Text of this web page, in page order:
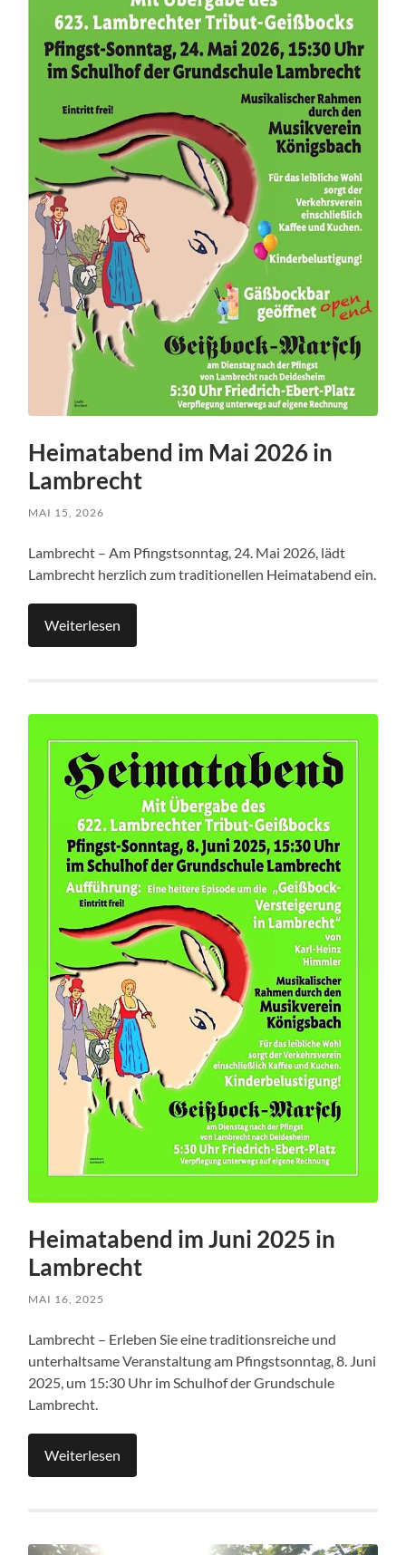
Heimatabend im Mai 2026 in
Lambrecht
MAI 15, 2026
Lambrecht – Am Pfingstsonntag, 24. Mai 2026, lädt
Lambrecht herzlich zum traditionellen Heimatabend ein.
Weiterlesen
Heimatabend im Juni 2025 in
Lambrecht
MAI 16, 2025
Lambrecht – Erleben Sie eine traditionsreiche und
unterhaltsame Veranstaltung am Pfingstsonntag, 8. Juni
2025, um 15:30 Uhr im Schulhof der Grundschule
Lambrecht.
Weiterlesen